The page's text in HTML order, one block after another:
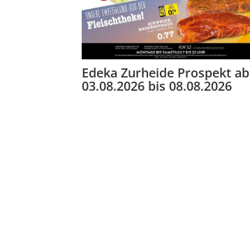
Edeka Zurheide Prospekt ab
03.08.2026 bis 08.08.2026